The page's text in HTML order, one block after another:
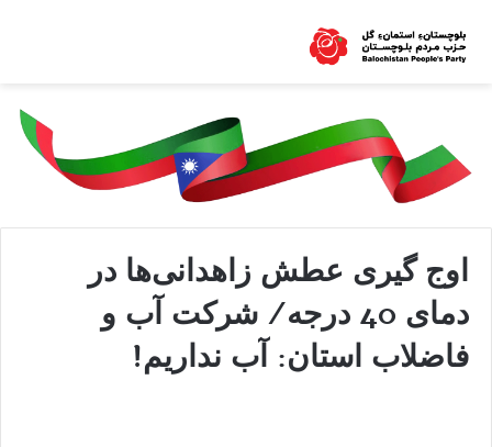
اوج ‌گیری عطش زاهدانی‌ها در
دمای 40 درجه/ شرکت آب و
فاضلاب استان: آب نداریم!